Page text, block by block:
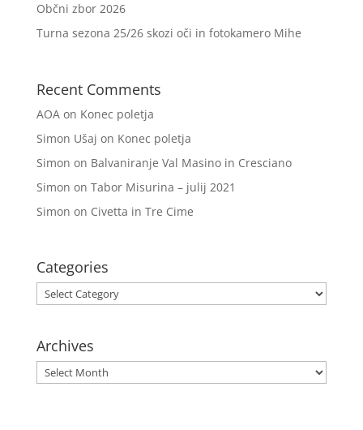
Občni zbor 2026
Turna sezona 25/26 skozi oči in fotokamero Mihe
Recent Comments
AOAon Konec poletja
Simon Ušaj on Konec poletja
Simon on Balvaniranje Val Masino in Cresciano
Simon on Tabor Misurina – julij 2021
Simon on Civetta in Tre Cime
Categories
Categories
Archives
Archives